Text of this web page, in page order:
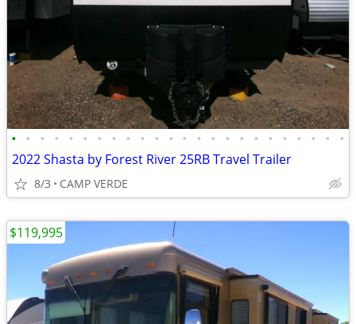
• • • • • • • • • • • • • • • • • • • • • • • •
2022 Shasta by Forest River 25RB Travel Trailer
8/3 CAMP VERDE
$119,995